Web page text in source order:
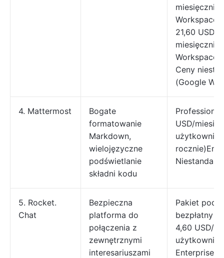
miesięcznie
21,60 USD/
miesięcznie
Ceny
(Google
4. Mattermost
Bogate
formatowanie
Markdown,
wielojęzyczne
podświetlanie
składni kodu
USD/
5. Rocket.
Chat
Bezpieczna
platforma do
połączenia z
zewnętrznymi
interesariuszami
Pakiet
bezpłatny
4,60 USD/
Enterprise: